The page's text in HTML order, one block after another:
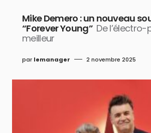
Mike Demero : un nouveau
“Forever Young” De
meilleur
par lemanager 2 novembre 2025